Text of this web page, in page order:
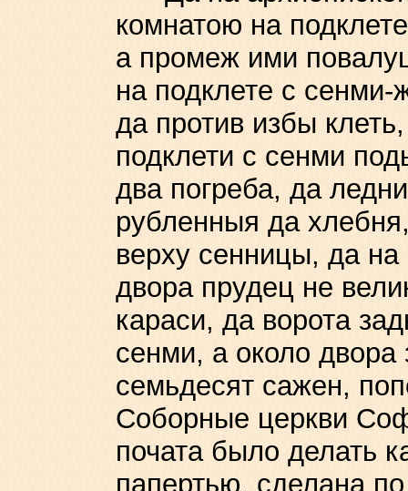
комнатою на
а промеж ими
на подклете с сенми-
да против избы
подклети с сенми
два погреба, да
рубленныя да
верху сенницы, да
двора прудец не
караси, да ворота
сенми, а около двора
семьдесят сажен,
Соборные церкви
почата было делать
папертью, сделана